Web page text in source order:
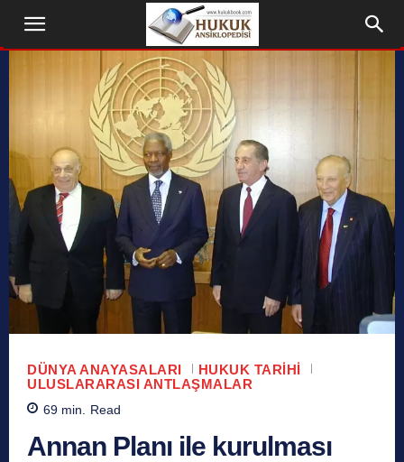
DÜNYA ANAYASALARI
HUKUK TARIHI
ULUSLARARASI ANTLAŞMALAR
69 min. Read
Annan Planı ile kurulması